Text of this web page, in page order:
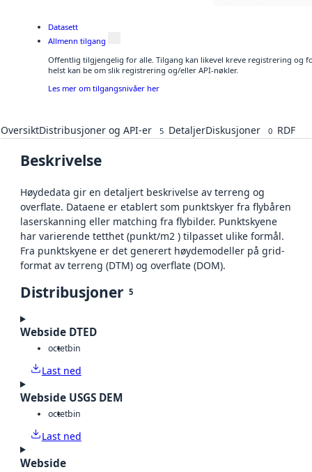
Datasett
Allmenn tilgang
Offentlig tilgjengelig for alle. Tilgang kan likevel kreve registrering og
helst kan be om slik registrering og/eller API-nøkler.
Les mer om tilgangsnivåer her
OversiktDistribusjoner og API-er 5 DetaljerDiskusjoner 0 RDF
Beskrivelse
Høydedata gir en detaljert beskrivelse av terreng og
overflate. Dataene er etablert som punktskyer fra flybåren
laserskanning eller matching fra flybilder. Punktskyene
har varierende tetthet (punkt/m2 ) tilpasset ulike formål.
Fra punktskyene er det generert høydemodeller på grid-
format av terreng (DTM) og overflate (DOM).
Distribusjoner 5
Webside DTED
octetbin
Last ned
Webside USGS DEM
octetbin
Last ned
Webside